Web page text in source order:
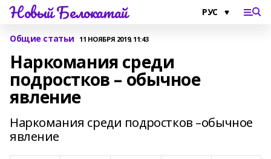
Новый Белокатай
Общие статьи 11 НОЯБРЯ 2019, 11:43
Наркомания среди
подростков – обычное
явление
Наркомания среди подростков –обычное
явление